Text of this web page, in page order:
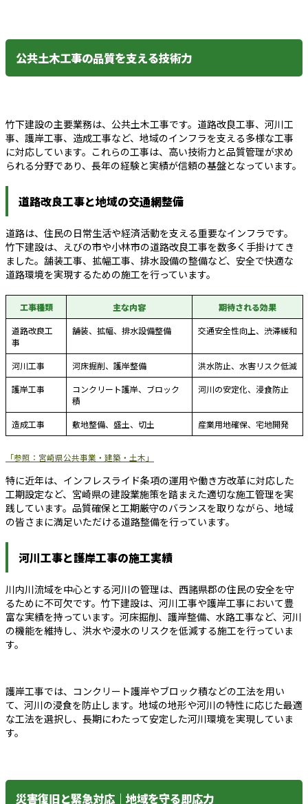
公共土木工事の品質を支える技術力
竹下建設の主要業務は、公共土木工事です。道路改良工事、河川工
事、護岸工事、造成工事など、地域のインフラを支える多様な工事
に対応しています。これらの工事は、高い技術力と品質管理が求め
られる分野であり、長年の経験と実績が信頼の基盤となっています。
道路改良工事と地域の交通網整備
道路は、住民の日常生活や経済活動を支える重要なインフラです。
竹下建設は、えびの市や小林市の道路改良工事を数多く手掛けてき
ました。舗装工事、拡幅工事、排水設備の整備など、安全で快適な
道路環境を実現するための施工を行っています。
工事種類 主な内容
期待される効果
道路改良工
事
舗装、拡幅、排水設備整備 交通安全性向上、渋滞緩和
河川工事 河床掘削、護岸整備
洪水防止、水害リスク低減
護岸工事
コンクリート護岸、ブロック
積
河川の安定化、浸食防止
造成工事 敷地整備、盛土、切土 産業用地確保、宅地開発
「参照：宮崎県公共事業・建築・土木」
特に近年は、インフレスライド条項の運用や働き方改革に対応した
工期設定など、宮崎県の建設業施策を踏まえた適切な施工管理を実
践しています。品質確保と工期厳守のバランスを取りながら、地域
の皆さまに満足いただける道路整備を行っています。
河川工事と護岸工事の施工実績
川内川流域を中心とする河川の管理は、西諸県郡の住民の安全を守
るために不可欠です。竹下建設は、河川工事や護岸工事において豊
富な実績を持っています。河床掘削、護岸整備、水路工事など、河川
の機能を維持し、洪水や浸水のリスクを低減する施工を行っていま
す。
護岸工事では、コンクリート護岸やブロック積などの工法を用い
て、河川の浸食を防止します。地域の地形や河川の特性に応じた最適
な工法を選択し、長期にわたって安定した河川環境を実現していま
す。
災害復旧と緊急対応｜地域を守る即応力